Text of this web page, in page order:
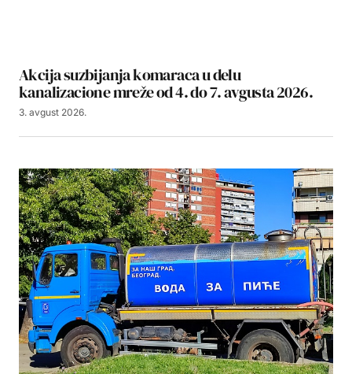
Akcija suzbijanja komaraca u delu
kanalizacione mreže od 4. do 7. avgusta 2026.
3. avgust 2026.